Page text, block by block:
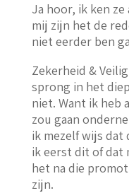
Ja hoor, ik ken
mij zijn het de
niet eerder ben
Zekerheid &
sprong in het
niet. Want ik heb
zou gaan
ik mezelf wijs
ik eerst dit of dat
het na die
zijn.